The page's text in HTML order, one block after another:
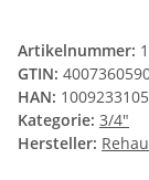
Artikelnummer:
GTIN:
HAN:
Kategorie: 3/4"
Hersteller: Rehau